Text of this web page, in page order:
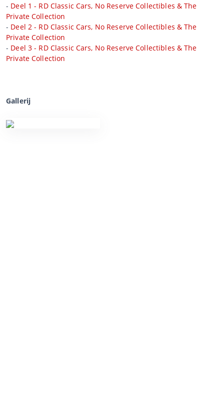
- Deel 1 - RD Classic Cars, No Reserve Collectibles & The
Private Collection
- Deel 2 - RD Classic Cars, No Reserve Collectibles & The
Private Collection
- Deel 3 - RD Classic Cars, No Reserve Collectibles & The
Private Collection
Gallerij